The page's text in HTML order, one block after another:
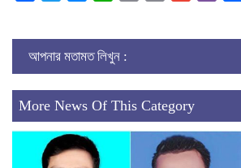
আপনার মতামত লিখুন :
More News Of This Category